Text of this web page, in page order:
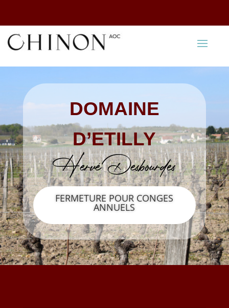
DOMAINE
D’ETILLY
Hervé Desbourdes
FERMETURE POUR CONGES
ANNUELS